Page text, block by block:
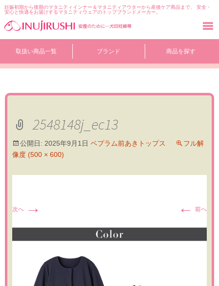
妊娠初期から後期のマタニティインナー＆マタニティアウターから産後ケア商品まで、 安全・
安心と快適をお届けするマタニティウェアのトップブランドメーカー。
テ
取扱い商品一覧 ブランド 商品を探す
2548148j_ec13
公開日: 2025年9月1日 ペプラム前あきトップス
フル解
像度 (500 × 600)
← 前へ
次へ →